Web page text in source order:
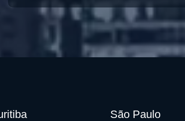
São Paulo